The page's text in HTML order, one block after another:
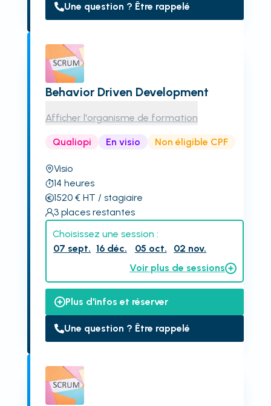
Une question ? Être rappelé
Behavior Driven Development
Afficher l'organisme de formation
Qualiopi En visio Non éligible CPF
Visio
14 heures
1520€ HT / stagiaire
3 places restantes
Choisissez une session :
07 sept. 16 déc. 05 oct.
02 nov.
Voir plus de sessions
Plus d'infos et réserver
Une question ? Être rappelé